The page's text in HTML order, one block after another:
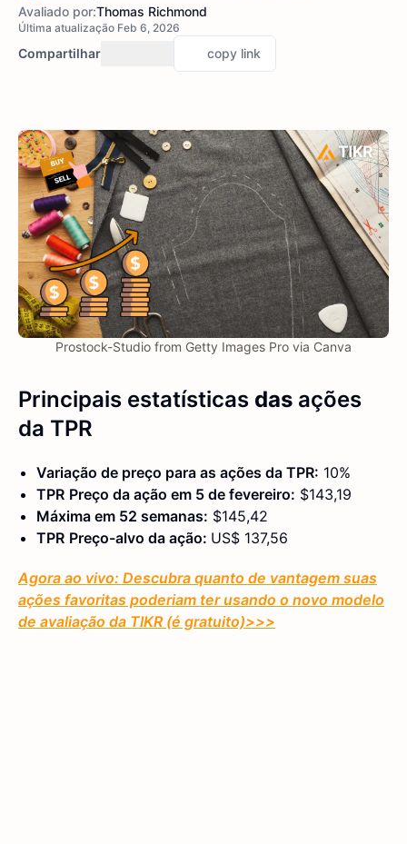
Avaliado por:Thomas Richmond
Última atualização Feb 6, 2026
Compartilhar copy link
Prostock-Studio from Getty Images Pro via Canva
Principais estatísticas das ações
da TPR
Variação de preço para as ações da TPR: 10%
TPR Preço da ação em 5 de fevereiro: $143,19
Máxima em 52 semanas: $145,42
TPR Preço-alvo da ação: US$ 137,56
Agora ao vivo: Descubra quanto de vantagem suas
ações favoritas poderiam ter usando o novo modelo
de avaliação da TIKR (é gratuito)>>>